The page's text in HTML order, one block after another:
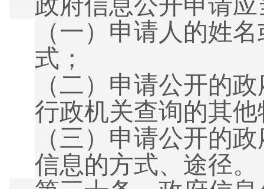
（一） 申请人的姓
式；
（二） 申请公开的
行政机关查询的其
（三） 申请公开的
信息的方式、途径。